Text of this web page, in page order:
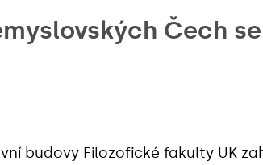
Čech
budovy Filozofické fakulty UK